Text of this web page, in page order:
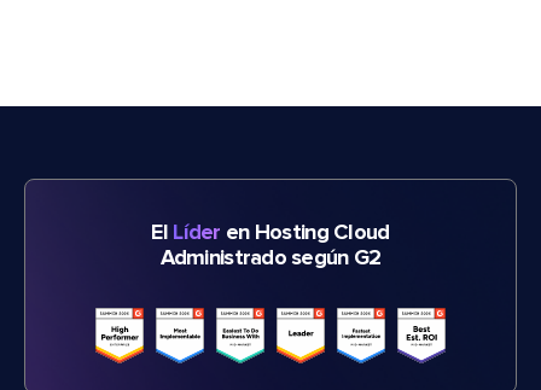
El Líder en Hosting Cloud
Administrado según G2